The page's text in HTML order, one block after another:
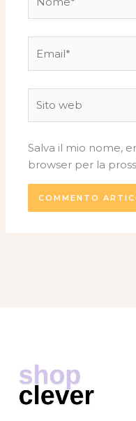
web
Salva il mio nome,
browser per la